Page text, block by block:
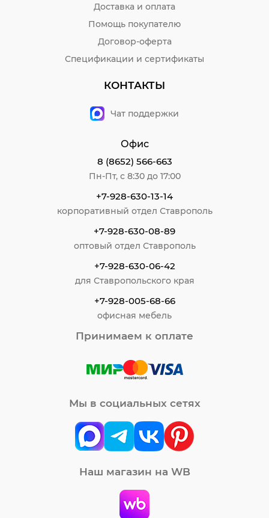
Доставка и оплата
Помощь покупателю
Договор-оферта
Спецификации и сертификаты
КОНТАКТЫ
Чат поддержки
Офис
8 (8652) 566-663
Пн-Пт, с 8:30 до 17:00
+7-928-630-13-14
корпоративный отдел Ставрополь
+7-928-630-08-89
оптовый отдел Ставрополь
+7-928-630-06-42
для Ставропольского края
+7-928-005-68-66
офисная мебель
Принимаем к оплате
Мы в социальных сетях
Наш магазин на WB